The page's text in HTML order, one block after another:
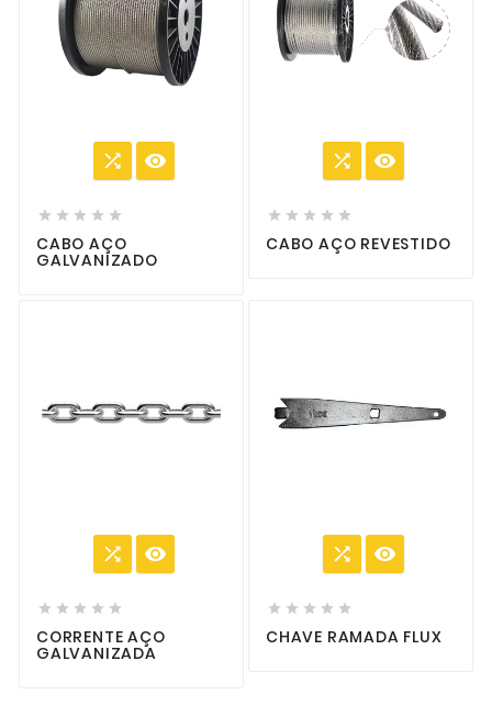
 
    
CABO AÇO
GALVANIZADO
 
    
CABO AÇO REVESTIDO
 
    
CORRENTE AÇO
GALVANIZADA
 
    
CHAVE RAMADA FLUX